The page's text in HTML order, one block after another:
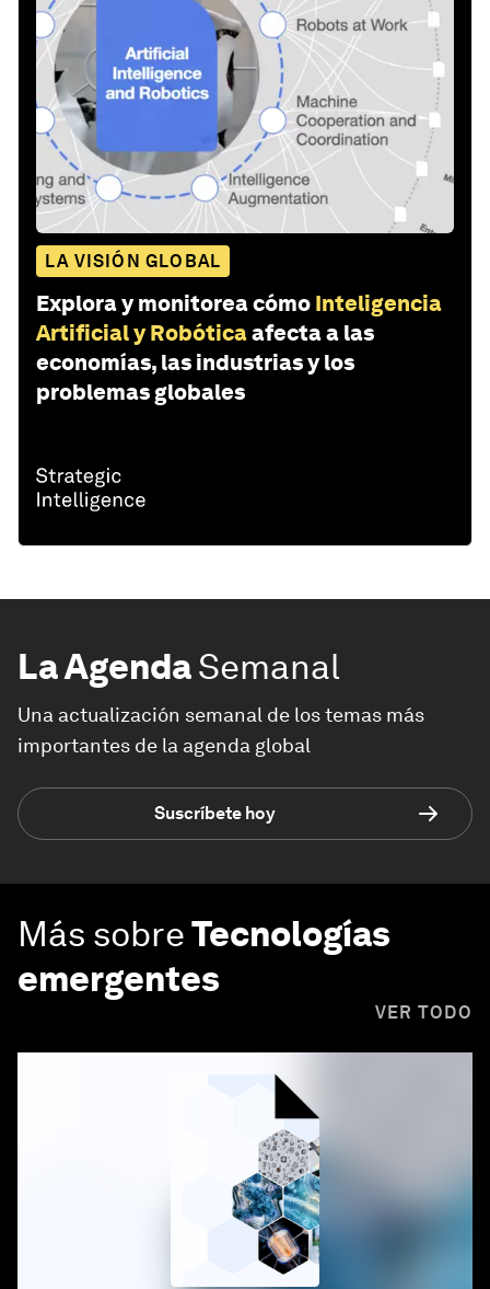
LA VISIÓN GLOBAL
Explora y monitorea cómo Inteligencia
Artificial y Robóticaafecta a las
economías, las industrias y los
problemas globales
La AgendaSemanal
Una actualización semanal de los temas más
importantes de la agenda global
Suscríbete hoy
Más sobreTecnologías
emergentes
VER TODO